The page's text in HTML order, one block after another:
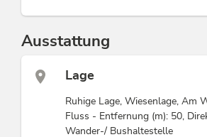
Alpbachtal Card
Ausstattung
Lage
Ruhige Lage, Wiesenlage, Am
Fluss - Entfernung (m): 50,
Wander-/ Bushaltestelle